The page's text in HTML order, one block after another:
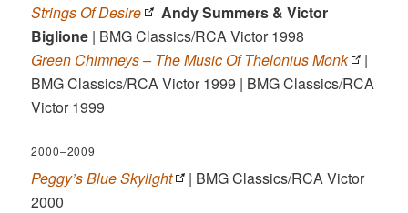
Strings Of Desire
Andy Summers & Victor
Biglione | BMG Classics/RCA Victor 1998
Green Chimneys – The Music Of Thelonius Monk
|
BMG Classics/RCA Victor 1999 | BMG Classics/RCA
Victor 1999
2000–2009
Peggy’s Blue Skylight
| BMG Classics/RCA Victor
2000